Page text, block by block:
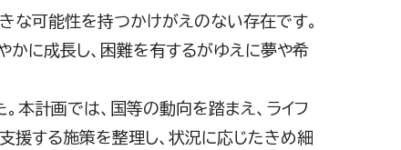
な可能性を持つかけがえのない存在です。
かに成長し、困難を有するがゆえに夢や希
本計画では、国等の動向を踏まえ、ライフ
援する施策を整理し、状況に応じたきめ細